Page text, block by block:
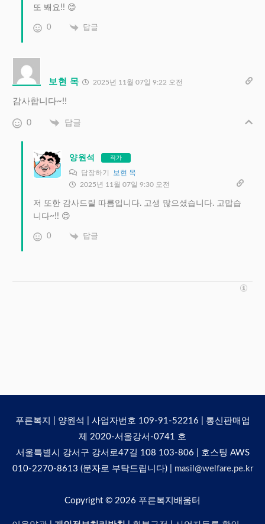
또 봬요!! 😊
0 답글
보현 목 2025년 11월 07일 9:22 오전
감사합니다~!!
0 답글
양원석 작가
답장하기
보현 목
2025년 11월 07일 9:30 오전
저 또한 감사드릴 따름입니다. 고생 많으셨습니다. 고맙습
니다~!! 😊
0 답글
푸른복지 | 양원석 | 사업자번호 109-91-52216 | 통신판매업
제 2020-서울강서-0741 호
서울특별시 강서구 강서로47길 108 103-806 | 호스팅 AWS
010-2270-8613 (문자로 부탁드립니다) | masil@welfare.pe.kr
Copyright © 2026 푸른복지배움터